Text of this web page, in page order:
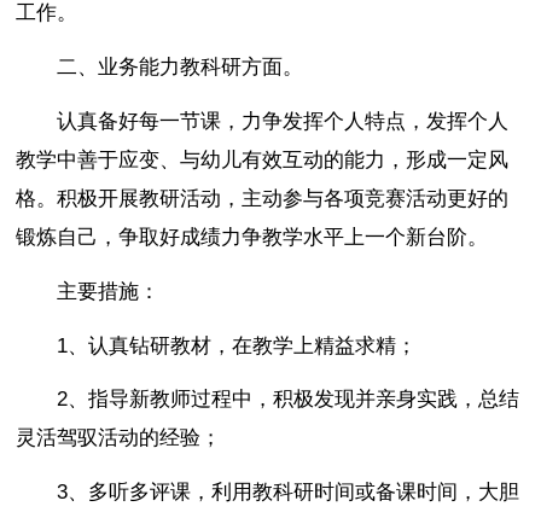
工作。
二、业务能力教科研方面。
认真备好每一节课，力争发挥个人特点，发挥个人
教学中善于应变、与幼儿有效互动的能力，形成一定风
格。积极开展教研活动，主动参与各项竞赛活动更好的
锻炼自己，争取好成绩力争教学水平上一个新台阶。
主要措施：
1、认真钻研教材，在教学上精益求精；
2、指导新教师过程中，积极发现并亲身实践，总结
灵活驾驭活动的经验；
3、多听多评课，利用教科研时间或备课时间，大胆